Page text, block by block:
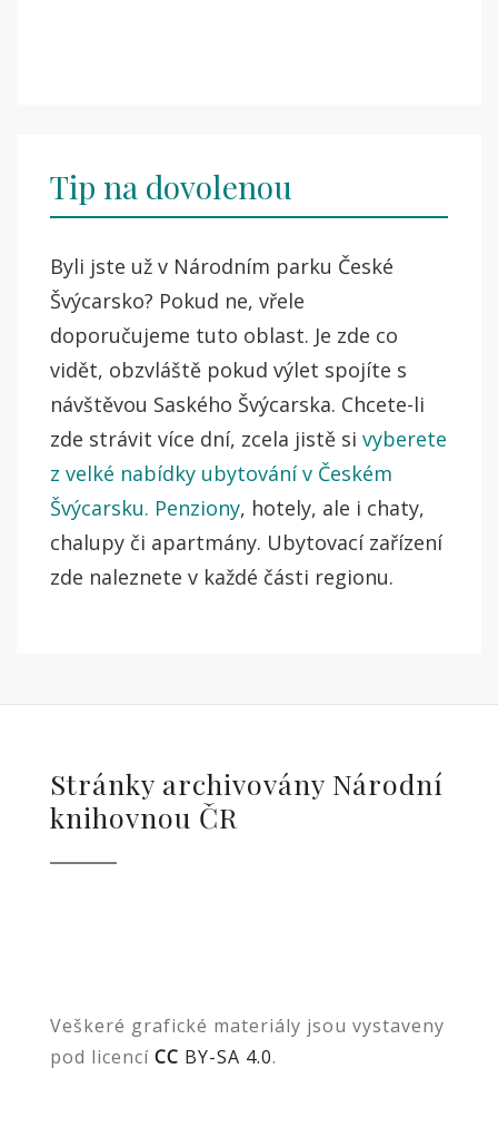
Tip na dovolenou
Byli jste už v Národním parku České
Švýcarsko? Pokud ne, vřele
doporučujeme tuto oblast. Je zde co
vidět, obzvláště pokud výlet spojíte s
návštěvou Saského Švýcarska. Chcete-li
zde strávit více dní, zcela jistě si vyberete
z velké nabídky ubytování v Českém
Švýcarsku. Penziony, hotely, ale i chaty,
chalupy či apartmány. Ubytovací zařízení
zde naleznete v každé části regionu.
Stránky archivovány Národní
knihovnou ČR
Veškeré grafické materiály jsou vystaveny
pod licencí CC BY-SA 4.0.